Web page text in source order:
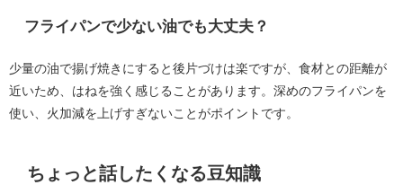
フライパンで少ない油でも大丈夫？
少量の油で揚げ焼きにすると後片づけは楽ですが、食材との距離が
近いため、はねを強く感じることがあります。深めのフライパンを
使い、火加減を上げすぎないことがポイントです。
ちょっと話したくなる豆知識